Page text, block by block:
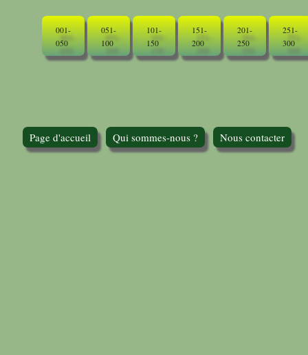
001-
050
051-
100
101-
150
151-
200
201-
250
251-
300
Page d'accueil Qui sommes-nous ? Nous contacter